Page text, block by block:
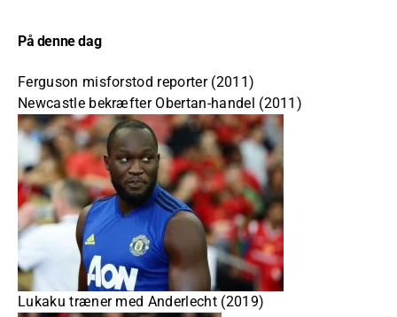
På denne dag
Ferguson misforstod reporter (2011)
Newcastle bekræfter Obertan-handel (2011)
Lukaku træner med Anderlecht (2019)